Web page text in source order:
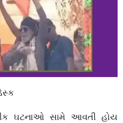
ઘટનાઓ સામે આવતી હોય